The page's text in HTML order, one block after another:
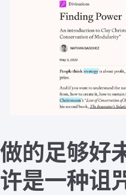
做的足够好
许是一种诅